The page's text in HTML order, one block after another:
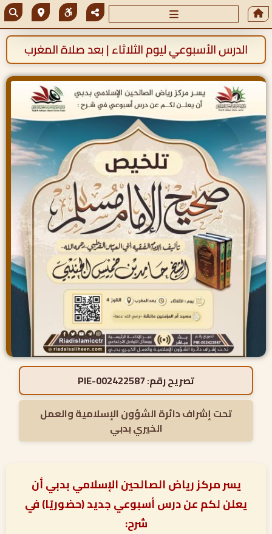
الدرس الأسبوعي ليوم الثلاثاء | بعد صلاة المغرب
تصريح رقم:PIE-002422587
تحت إشراف دائرة الشؤون الإسلامية والعمل
الخيري بدبي
يسر مركز رياض الصالحين الإسلامي بدبي أن
يعلن لكم عن درس أسبوعي جديد (حضوريًا) في
شرح: